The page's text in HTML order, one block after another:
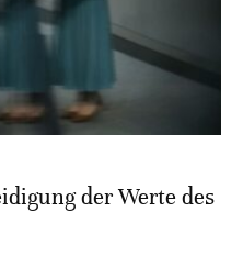
der Werte des